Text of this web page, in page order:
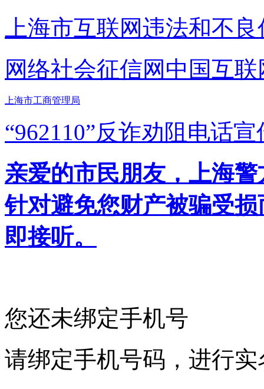
上海市互联网违法和不
网络社会征信网 中国互
上海市工商管理局
“962110”反诈劝阻电话宣
亲爱的市民朋友，上海
针对避免您财产被骗受
即接听。
您还未绑定手机号
请绑定手机号码，进行